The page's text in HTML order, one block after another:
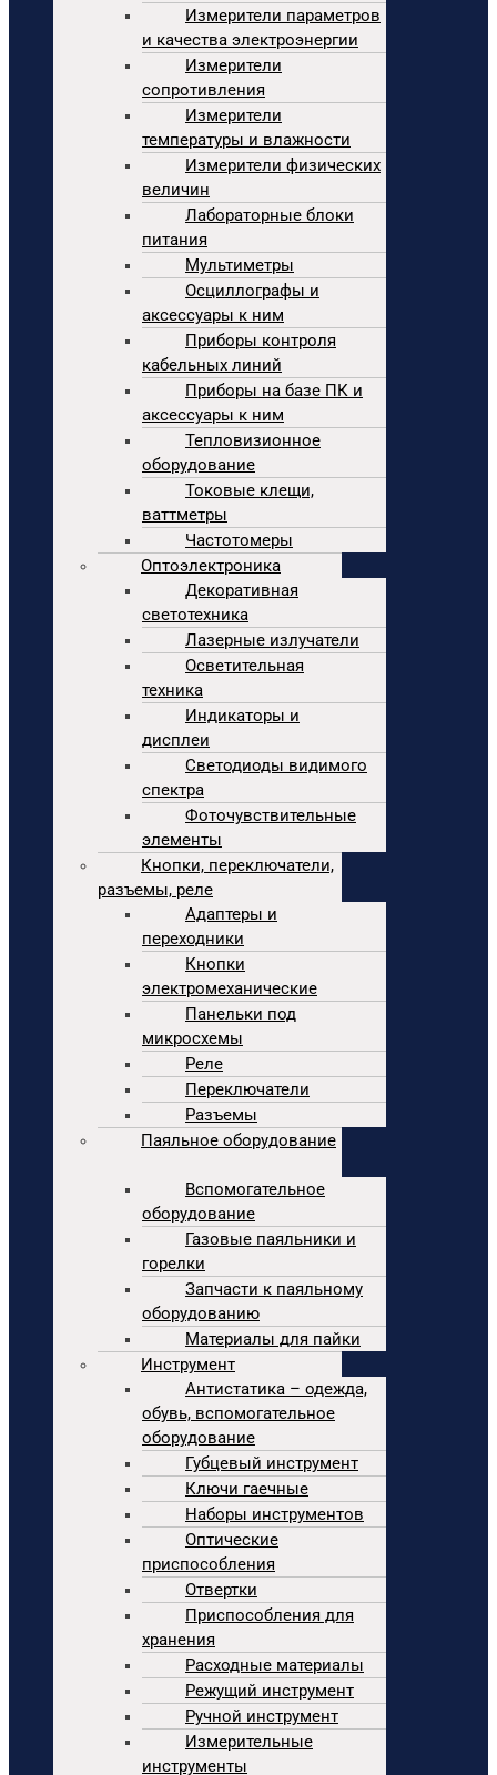
Измерители параметров
и качества электроэнергии
Измерители
сопротивления
Измерители
температуры и влажности
Измерители физических
величин
Лабораторные блоки
питания
Мультиметры
Осциллографы и
аксессуары к ним
Приборы контроля
кабельных линий
Приборы на базе ПК и
аксессуары к ним
Тепловизионное
оборудование
Токовые клещи,
ваттметры
Частотомеры
Оптоэлектроника
Декоративная
светотехника
Лазерные излучатели
Осветительная
техника
Индикаторы и
дисплеи
Светодиоды видимого
спектра
Фоточувствительные
элементы
Кнопки, переключатели,
разъемы, реле
Адаптеры и
переходники
Кнопки
электромеханические
Панельки под
микросхемы
Реле
Переключатели
Разъемы
Паяльное оборудование
Вспомогательное
оборудование
Газовые паяльники и
горелки
Запчасти к паяльному
оборудованию
Материалы для пайки
Инструмент
Антистатика – одежда,
обувь, вспомогательное
оборудование
Губцевый инструмент
Ключи гаечные
Наборы инструментов
Оптические
приспособления
Отвертки
Приспособления для
хранения
Расходные материалы
Режущий инструмент
Ручной инструмент
Измерительные
инструменты